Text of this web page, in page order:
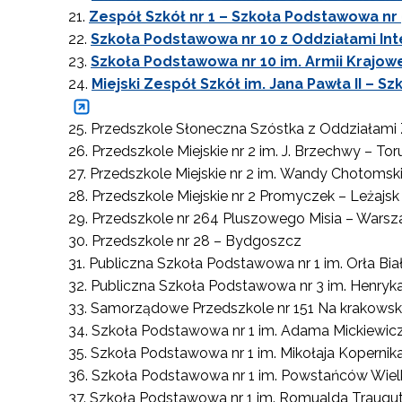
Zespół Szkół nr 1 – Szkoła Podstawowa
Szkoła Podstawowa nr 10 z Oddziałami
Szkoła Podstawowa nr 10 im. Armii
Miejski Zespół Szkół im. Jana Pawła II –
Przedszkole Słoneczna Szóstka z
Przedszkole Miejskie nr 2 im. J. Brzechwy –
Przedszkole Miejskie nr 2 im. Wandy
Przedszkole Miejskie nr 2 Promyczek – Leżajsk
Przedszkole nr 264 Pluszowego Misia –
Przedszkole nr 28 – Bydgoszcz
Publiczna Szkoła Podstawowa nr 1 im. Orła
Publiczna Szkoła Podstawowa nr 3 im.
Samorządowe Przedszkole nr 151 Na
Szkoła Podstawowa nr 1 im. Adama
Szkoła Podstawowa nr 1 im. Mikołaja
Szkoła Podstawowa nr 1 im. Powstańców
Szkoła Podstawowa nr 1 im. Romualda
o